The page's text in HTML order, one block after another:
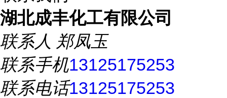
湖北成丰化工有限公司
联系人 郑凤玉
联系手机13125175253
联系电话13125175253